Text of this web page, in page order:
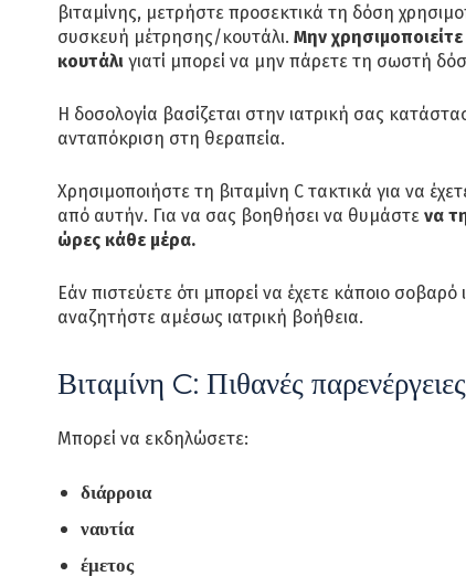
βιταμίνης, μετρήστε προσεκτικά τη δόση
συσκευή μέτρησης/κουτάλι. Μην χρησιμοποιείτε
κουτάλι γιατί μπορεί να μην πάρετε τη σωστή
Η δοσολογία βασίζεται στην ιατρική σας
ανταπόκριση στη θεραπεία.
Χρησιμοποιήστε τη βιταμίνη C τακτικά για να
από αυτήν. Για να σας βοηθήσει να θυμάστε να
ώρες κάθε μέρα.
Εάν πιστεύετε ότι μπορεί να έχετε κάποιο
αναζητήστε αμέσως ιατρική βοήθεια.
Βιταμίνη C: Πιθανές παρενέργειες
Μπορεί να εκδηλώσετε:
διάρροια
ναυτία
έμετος